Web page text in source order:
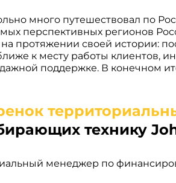
много путешествовал по
перспективных регионов
на протяжении своей истории:
к месту работы клиентов,
поддержке. В конечном
технику
менеджер по